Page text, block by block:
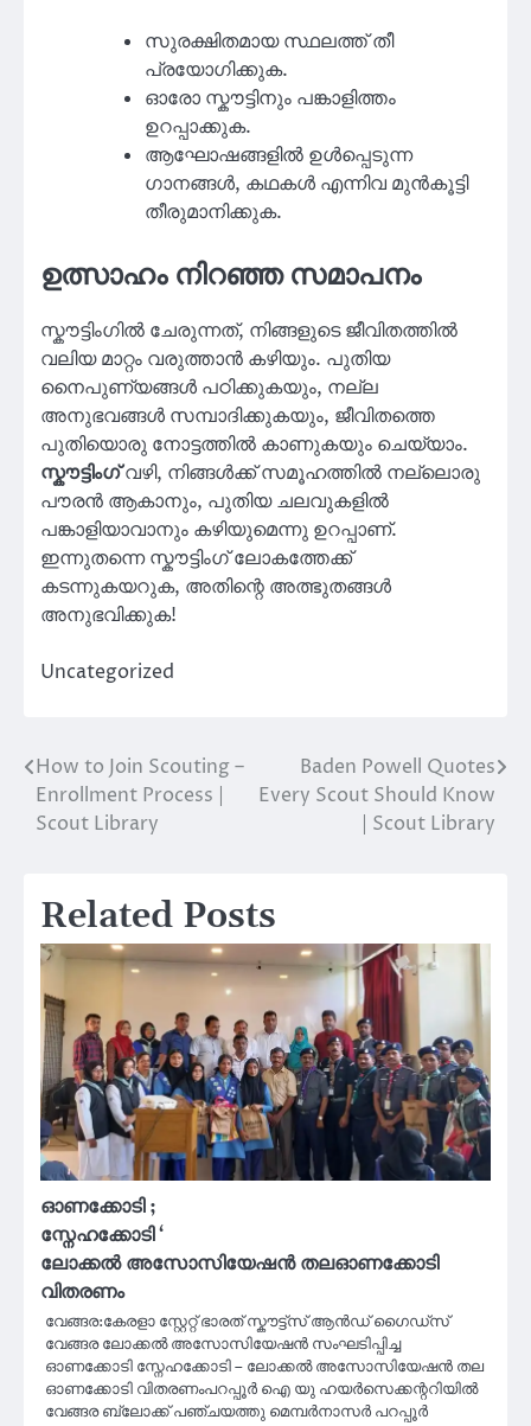
സുരക്ഷിതമായ സ്ഥലത്ത് തീ
പ്രയോഗിക്കുക.
ഓരോ സ്കൗട്ടിനും പങ്കാളിത്തം
ഉറപ്പാക്കുക.
ആഘോഷങ്ങളിൽ ഉൾപ്പെടുന്ന
ഗാനങ്ങൾ, കഥകൾ എന്നിവ മുൻകൂട്ടി
തീരുമാനിക്കുക.
ഉത്സാഹം നിറഞ്ഞ സമാപനം
സ്കൗട്ടിംഗിൽ ചേരുന്നത്, നിങ്ങളുടെ ജീവിതത്തിൽ
വലിയ മാറ്റം വരുത്താൻ കഴിയും. പുതിയ
നൈപുണ്യങ്ങൾ പഠിക്കുകയും, നല്ല
അനുഭവങ്ങൾ സമ്പാദിക്കുകയും, ജീവിതത്തെ
പുതിയൊരു നോട്ടത്തിൽ കാണുകയും ചെയ്യാം.
സ്കൗട്ടിംഗ്വഴി, നിങ്ങൾക്ക് സമൂഹത്തിൽ നല്ലൊരു
പൗരൻ ആകാനും, പുതിയ ചലവുകളിൽ
പങ്കാളിയാവാനും കഴിയുമെന്നു ഉറപ്പാണ്.
ഇന്നുതന്നെ സ്കൗട്ടിംഗ് ലോകത്തേക്ക്
കടന്നുകയറുക, അതിന്റെ അത്ഭുതങ്ങൾ
അനുഭവിക്കുക!
Uncategorized
Post
navigation
How to Join Scouting –
Enrollment Process |
Scout Library
Baden Powell Quotes
Every Scout Should Know
| Scout Library
Related Posts
ഓണക്കോടി ;
സ്നേഹക്കോടി ‘
ലോക്കൽ അസോസിയേഷൻ തലഓണക്കോടി
വിതരണം
വേങ്ങര:കേരളാ സ്റ്റേറ്റ് ഭാരത് സ്കൗട്ട്സ് ആൻഡ് ഗൈഡ്സ്
വേങ്ങര ലോക്കൽ അസോസിയേഷൻ സംഘടിപ്പിച്ച
ഓണക്കോടി സ്നേഹക്കോടി – ലോക്കൽ അസോസിയേഷൻ തല
ഓണക്കോടി വിതരണംപറപ്പൂർ ഐ യു ഹയർസെക്കന്ററിയിൽ
വേങ്ങര ബ്ലോക്ക്‌ പഞ്ചയത്തു മെമ്പർനാസർ പറപ്പൂർ